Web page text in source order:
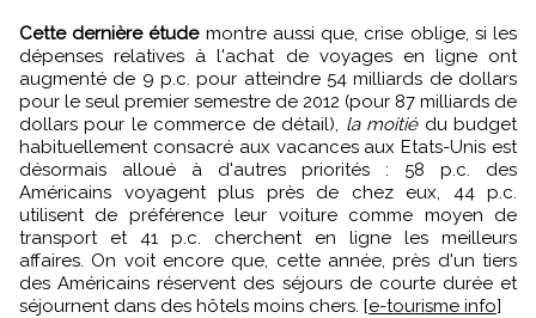
Cette dernière étude montre aussi que, crise oblige, si les
dépenses relatives à l'achat de voyages en ligne ont
augmenté de 9 p.c. pour atteindre 54 milliards de dollars
pour le seul premier semestre de 2012 (pour 87 milliards de
dollars pour le commerce de détail), la moitié du budget
habituellement consacré aux vacances aux Etats-Unis est
désormais alloué à d'autres priorités : 58 p.c. des
Américains voyagent plus près de chez eux, 44 p.c.
utilisent de préférence leur voiture comme moyen de
transport et 41 p.c. cherchent en ligne les meilleurs
affaires. On voit encore que, cette année, près d'un tiers
des Américains réservent des séjours de courte durée et
séjournent dans des hôtels moins chers. [e-tourisme info]